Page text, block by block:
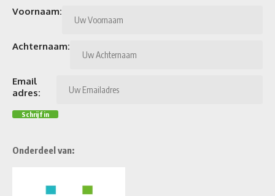
Voornaam:
Achternaam:
Email
adres:
Onderdeel van: